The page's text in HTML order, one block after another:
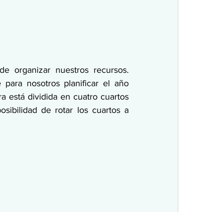
organizar nuestros recursos.
para nosotros planificar el año
está dividida en cuatro cuartos
de rotar los cuartos a